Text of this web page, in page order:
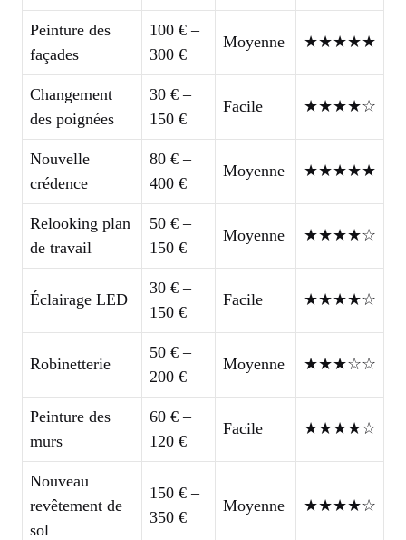
Peinture des
façades
100 € –
300 €
Moyenne ★★★★★
Changement
des poignées
30 € –
150 €
Facile ★★★★☆
Nouvelle
crédence
80 € –
400 €
Moyenne ★★★★★
Relooking plan
de travail
50 € –
150 €
Moyenne ★★★★☆
Éclairage LED
30 € –
150 €
Facile ★★★★☆
Robinetterie
50 € –
200 €
Moyenne ★★★☆☆
Peinture des
murs
60 € –
120 €
Facile ★★★★☆
Nouveau
revêtement de
sol
150 € –
350 €
Moyenne ★★★★☆